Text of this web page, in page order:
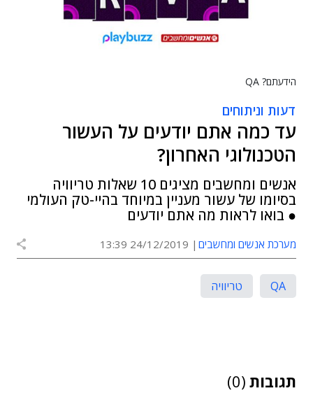
הידעתם? QA
דעות וניתוחים
עד כמה אתם יודעים על העשור
הטכנולוגי האחרון?
אנשים ומחשבים מציגים 10 שאלות טריוויה
בסיומו של עשור מעניין במיוחד בהיי-טק העולמי
● בואו לראות מה אתם יודעים
מערכת אנשים ומחשבים 24/12/2019 13:39
QA טריוויה
תגובות (0)